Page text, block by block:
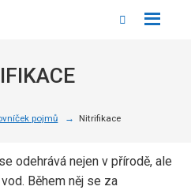
pojmů Nitrifikace
odehrává nejen v přírodě, ale
Během něj se za